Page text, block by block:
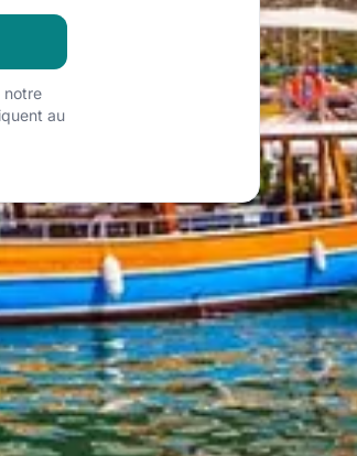
offres et du contenu exclusif.
notre
au